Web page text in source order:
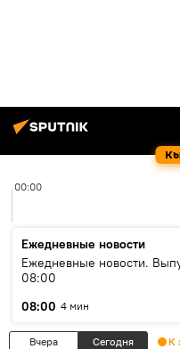
00:00
Ежедневные новости
Ежедневные новости.
08:00
08:00 4 мин
Вчера Сегодня К